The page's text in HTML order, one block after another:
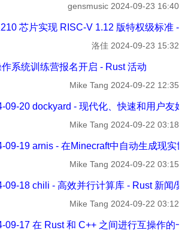
gensmusic 2024-09-23 16:40
芯片实现 RISC‐V 1.12 版特权级标准 -
洛佳 2024-09-23 15:32
系统训练营报名开启 - Rust 活动
Mike Tang 2024-09-22 12:35
09-20 dockyard - 现代化、快速和用户友
Mike Tang 2024-09-22 03:18
09-19 arnis - 在Minecraft中自动生成现实
Mike Tang 2024-09-22 03:15
09-18 chili - 高效并行计算库 - Rust 新闻/
Mike Tang 2024-09-22 03:12
09-17 在 Rust 和 C++ 之间进行互操作的